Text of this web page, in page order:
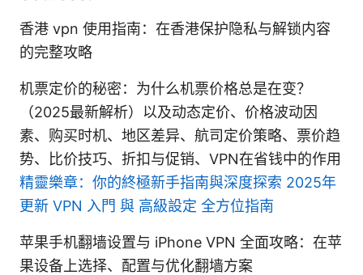
香港 vpn 使用指南：在香港保护隐私与解锁内容
的完整攻略
机票定价的秘密：为什么机票价格总是在变？
（2025最新解析）以及动态定价、价格波动因
素、购买时机、地区差异、航司定价策略、票价趋
势、比价技巧、折扣与促销、VPN在省钱中的作用
精靈樂章：你的終極新手指南與深度探索 2025年
更新 VPN 入門 與 高級設定 全方位指南
苹果手机翻墙设置与 iPhone VPN 全面攻略：在苹
果设备上选择、配置与优化翻墙方案